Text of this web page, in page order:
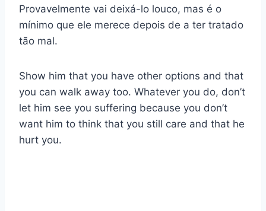
Provavelmente vai deixá-lo louco, mas é o
mínimo que ele merece depois de a ter tratado
tão mal.
Show him that you have other options and that
you can walk away too. Whatever you do, don’t
let him see you suffering because you don’t
want him to think that you still care and that he
hurt you.